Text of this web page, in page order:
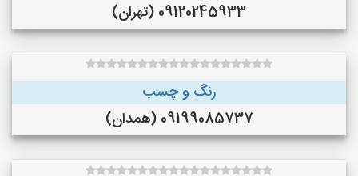
09120245933 (تهران)
رنگ و چسب
09199085737 (همدان)